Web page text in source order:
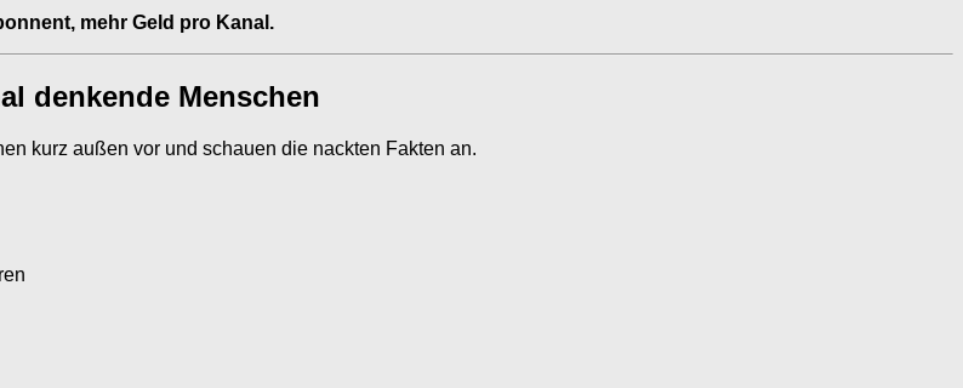
mehr Geld pro Kanal.
denkende Menschen
kurz außen vor und schauen die nackten Fakten an.